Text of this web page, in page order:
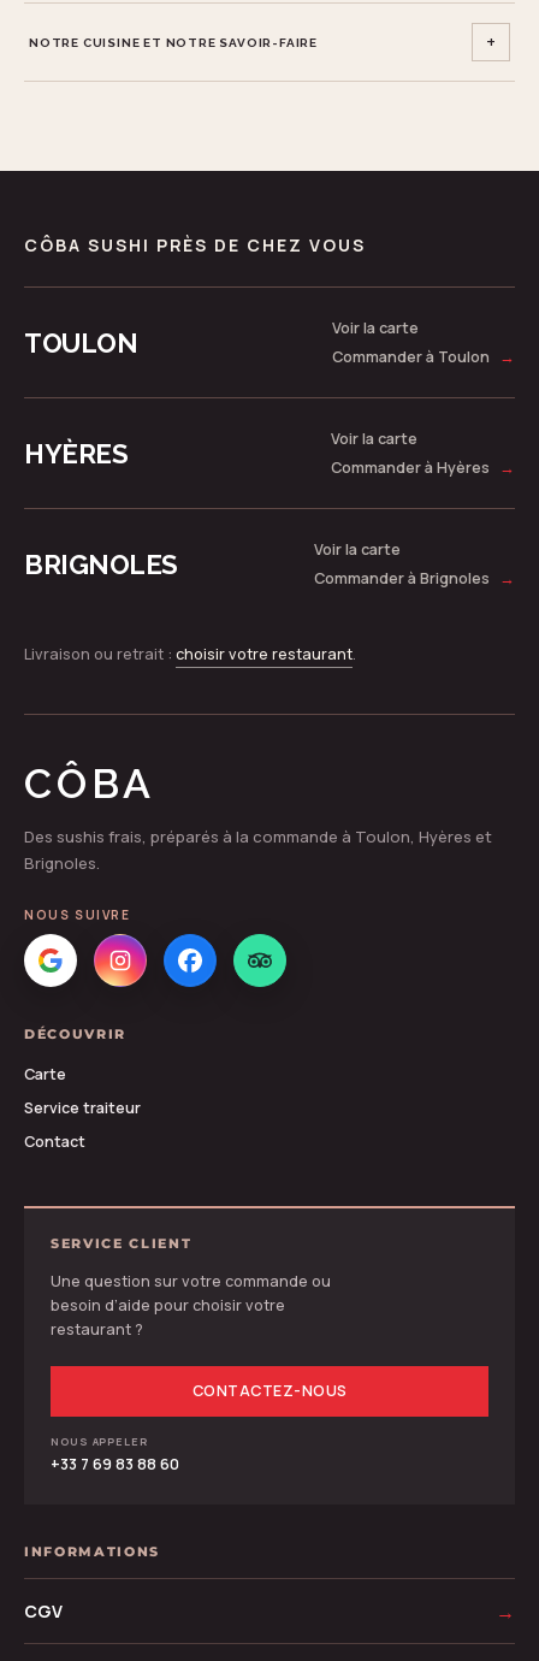
NOTRE CUISINE ET NOTRE SAVOIR-FAIRE +
CÔBA SUSHI PRÈS DE CHEZ VOUS
TOULON
Voir la carte
Commander à Toulon
→
HYÈRES
Voir la carte
Commander à Hyères
→
BRIGNOLES
Voir la carte
Commander à Brignoles
→
Livraison ou retrait : choisir votre restaurant.
CÔBA
Des sushis frais, préparés à la commande à Toulon, Hyères et
Brignoles.
NOUS SUIVRE
DÉCOUVRIR
Carte
Service traiteur
Contact
SERVICE CLIENT
Une question sur votre commande ou
besoin d’aide pour choisir votre
restaurant ?
CONTACTEZ-NOUS
NOUS APPELER
+33 7 69 83 88 60
INFORMATIONS
CGV